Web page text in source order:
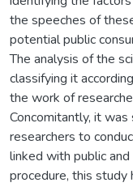
the speeches of
potential public
The analysis of the
classifying it
the work of
Concomitantly, it
researchers to
linked with public
procedure, this